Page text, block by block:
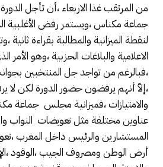
من المرتقب غذا الاربعاء ،أن تأجل
جماعة مكناس ،ويستمر رفض الأغلبية
لنقطة الميزانية والمطالبة بقراءة
الاعلامية والبلاغات الحزبية ،وهو الأمر
،فبالرغم من تواجد جل المنتخبين
،إلاّ أنهم يرفضون حضور الدورة لكن لا
والامتيازات ،فميزانية مجلس جماعة
عناوين مختلفة مثل تعويضات النواب
المستشارين والرئيس داخل المغرب
أرض الوطن ومصروف الجيب ،الوقود